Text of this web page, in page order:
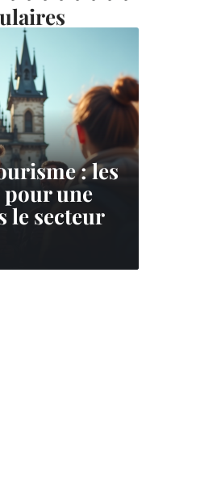
: les
pour une
le secteur